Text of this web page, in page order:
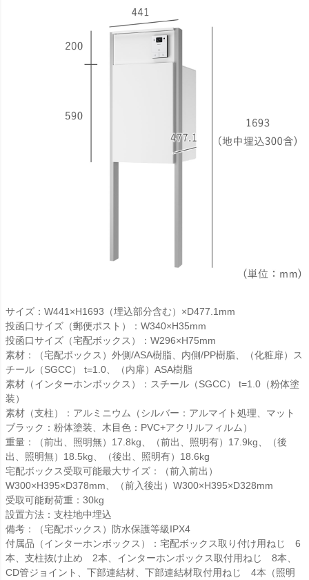
サイズ：W441×H1693（埋込部分含む）×D477.1mm
投函口サイズ（郵便ポスト）：W340×H35mm
投函口サイズ（宅配ボックス）：W296×H75mm
素材：（宅配ボックス）外側/ASA樹脂、内側/PP樹脂、（化粧扉）ス
チール（SGCC） t=1.0、（内扉）ASA樹脂
素材（インターホンボックス）：スチール（SGCC） t=1.0（粉体塗
装）
素材（支柱）：アルミニウム（シルバー：アルマイト処理、マット
ブラック：粉体塗装、木目色：PVC+アクリルフィルム）
重量：（前出、照明無）17.8kg、（前出、照明有）17.9kg、（後
出、照明無）18.5kg、（後出、照明有）18.6kg
宅配ボックス受取可能最大サイズ：（前入前出）
W300×H395×D378mm、（前入後出）W300×H395×D328mm
受取可能耐荷重：30kg
設置方法：支柱地中埋込
備考：（宅配ボックス）防水保護等級IPX4
付属品（インターホンボックス）：宅配ボックス取り付け用ねじ 6
本、支柱抜け止め 2本、インターホンボックス取付用ねじ 8本、
CD管ジョイント、下部連結材、下部連結材取付用ねじ 4本（照明